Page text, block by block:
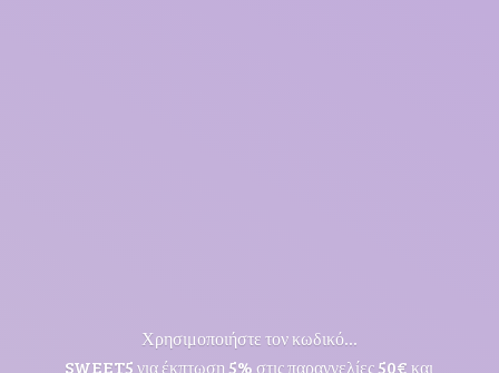
Χρησιμοποιήστε τον κωδικό...
SWEET5 για έκπτωση 5% στις παραγγελίες 50€ και